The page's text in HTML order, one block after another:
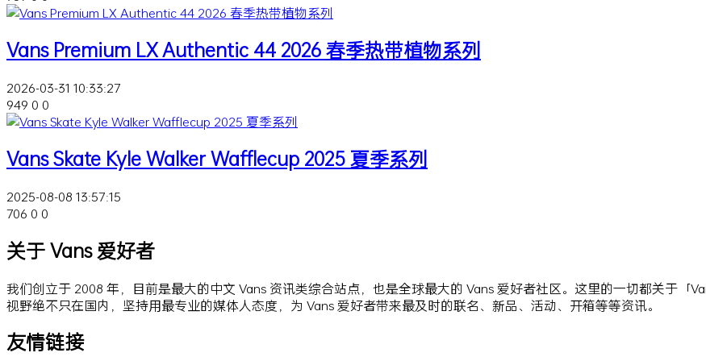
Vans Premium LX Authentic 44 2026 春季热带植物系列
2026-03-31 10:33:27
949 0 0
Vans Skate Kyle Walker Wafflecup 2025 夏季系列
2025-08-08 13:57:15
706 0 0
关于 Vans 爱好者
我们创立于 2008 年，目前是最大的中文 Vans 资讯类综合站点，也是全球最大的 Vans 爱好者社区。这里的一切都关于「
视野绝不只在国内，坚持用最专业的媒体人态度，为 Vans 爱好者带来最及时的联名、新品、活动、开箱等等资讯。
友情链接